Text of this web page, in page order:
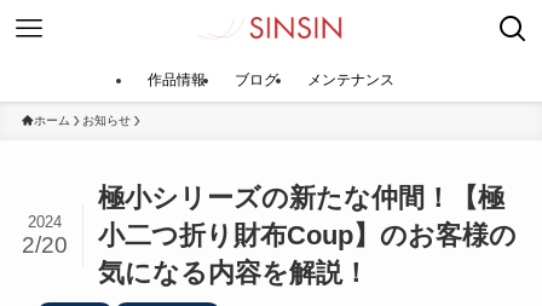
作品情報 ブログ メンテナンス
ホーム お知らせ
極小シリーズの新たな仲間！【極
小二つ折り財布Coup】のお客様の
気になる内容を解説！
2024
2/20